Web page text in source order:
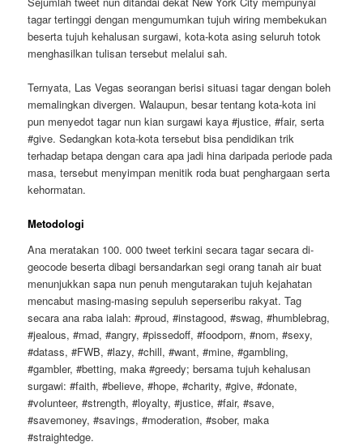
tagar tertinggi dengan mengumumkan tujuh wiring membekukan
beserta tujuh kehalusan surgawi, kota-kota asing seluruh totok
menghasilkan tulisan tersebut melalui sah.
Ternyata, Las Vegas seorangan berisi situasi tagar dengan boleh
memalingkan divergen. Walaupun, besar tentang kota-kota ini
pun menyedot tagar nun kian surgawi kaya #justice, #fair, serta
#give. Sedangkan kota-kota tersebut bisa pendidikan trik
terhadap betapa dengan cara apa jadi hina daripada periode pada
masa, tersebut menyimpan menitik roda buat penghargaan serta
kehormatan.
Metodologi
Ana meratakan 100. 000 tweet terkini secara tagar secara di-
geocode beserta dibagi bersandarkan segi orang tanah air buat
menunjukkan sapa nun penuh mengutarakan tujuh kejahatan
mencabut masing-masing sepuluh seperseribu rakyat. Tag
secara ana raba ialah: #proud, #instagood, #swag, #humblebrag,
#jealous, #mad, #angry, #pissedoff, #foodporn, #nom, #sexy,
#datass, #FWB, #lazy, #chill, #want, #mine, #gambling,
#gambler, #betting, maka #greedy; bersama tujuh kehalusan
surgawi: #faith, #believe, #hope, #charity, #give, #donate,
#volunteer, #strength, #loyalty, #justice, #fair, #save,
#savemoney, #savings, #moderation, #sober, maka
#straightedge.